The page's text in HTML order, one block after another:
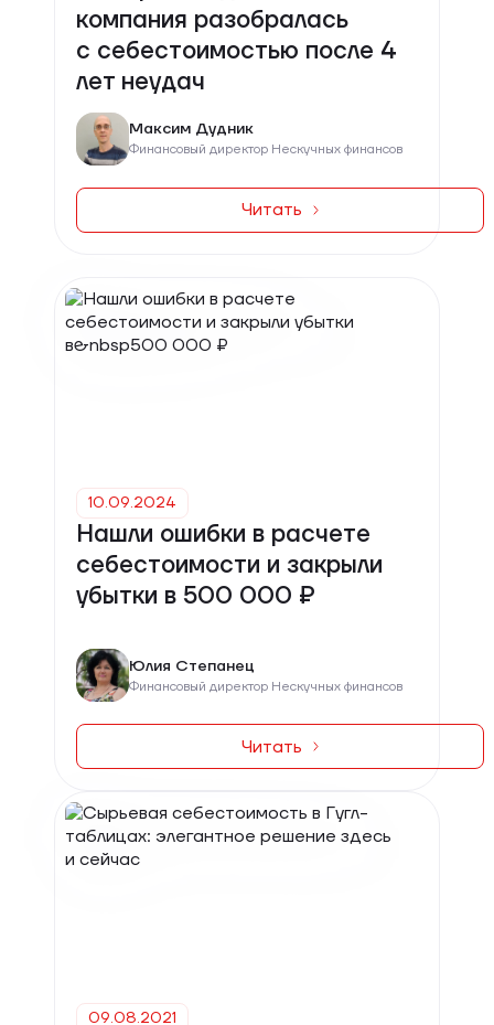
компания разобралась
с себестоимостью после 4
лет неудач
Максим Дудник
Финансовый директор Нескучных финансов
Читать
10.09.2024
Нашли ошибки в расчете
себестоимости и закрыли
убытки в 500 000 ₽
Юлия Степанец
Финансовый директор Нескучных финансов
Читать
09.08.2021